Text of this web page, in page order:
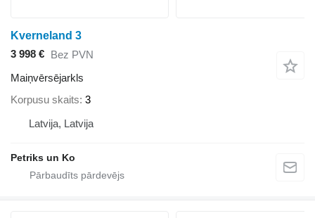
Kverneland 3
3 998 € Bez PVN
Maiņvērsējarkls
Korpusu skaits 3
Latvija, Latvija
Petriks un Ko